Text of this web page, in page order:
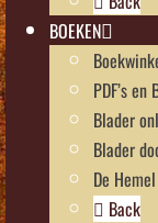
BOEKEN
PDF’s en
Blader
Blader
De
Back